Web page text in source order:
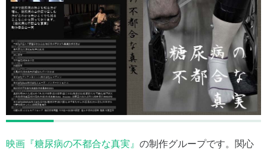
映画『糖尿病の不都合な真実』 の制作グループです。関心